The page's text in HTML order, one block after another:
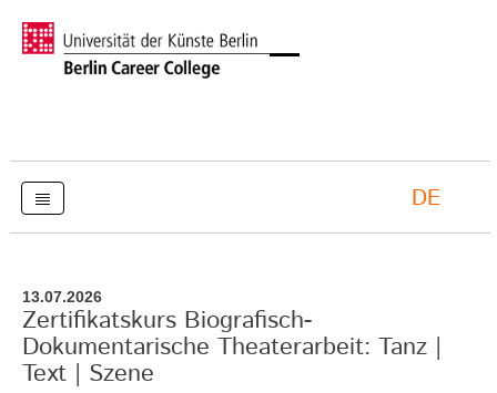
DE
13.07.2026
Zertifikatskurs Biografisch-
Dokumentarische Theaterarbeit: Tanz |
Text | Szene